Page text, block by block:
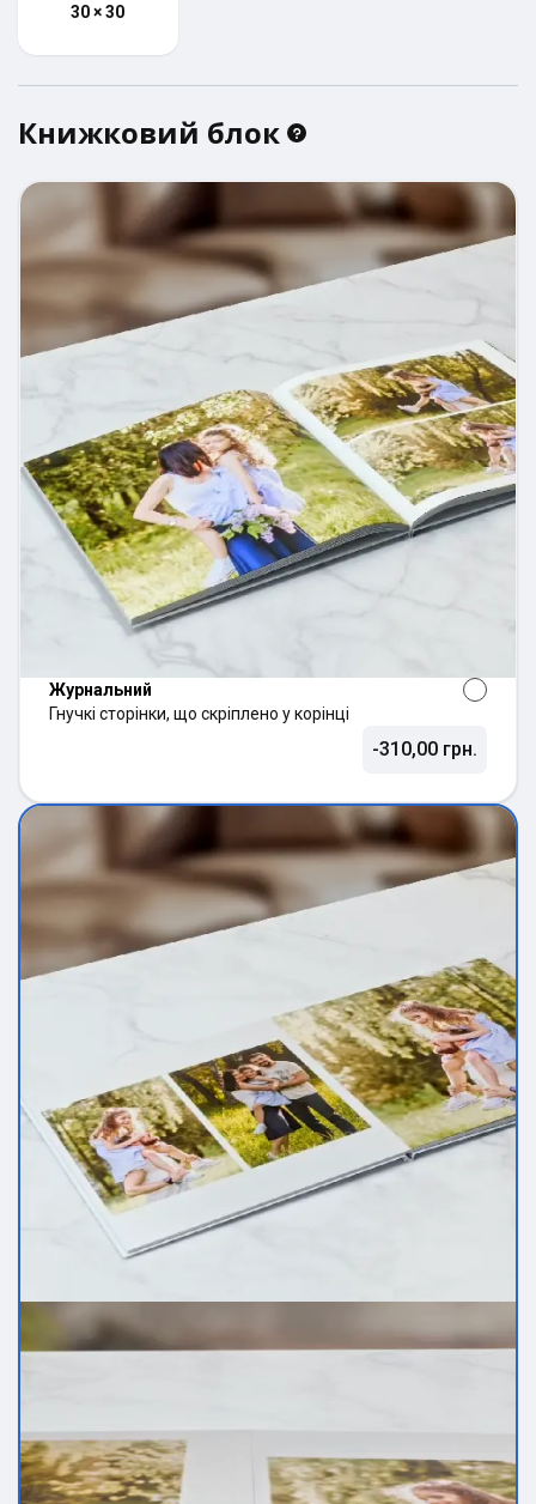
30 × 30
Книжковий блок
Журнальний
Гнучкі сторінки, що скріплено у корінці
-310,00 грн.